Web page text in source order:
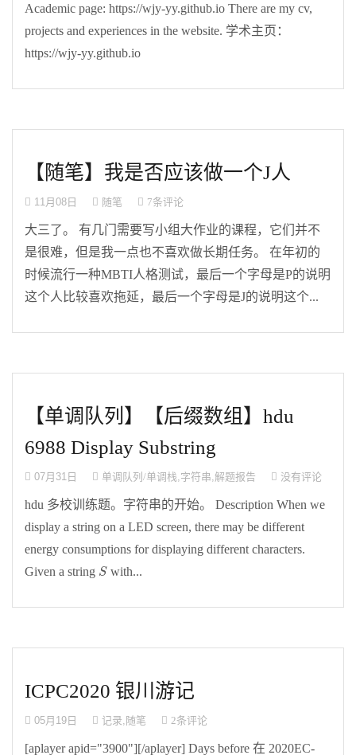
Academic page: https://wjy-yy.github.io There are my cv,
projects and experiences in the website. 学术主页：
https://wjy-yy.github.io
【随笔】我是否应该做一个J人
11月08日 随笔 7条评论
大三了。 有几门需要写小组大作业的课程，它们并不
是很难，但是我一点也不喜欢做长期任务。 在年初的
时候流行一种MBTI人格测试，最后一个字母是P的说明
这个人比较喜欢拖延，最后一个字母是J的说明这个...
【单调队列】【后缀数组】hdu
6988 Display Substring
07月31日 单调队列/单调栈,字符串,解题报告 没有评论
hdu 多校训练题。字符串的开始。 Description When we
display a string on a LED screen, there may be different
energy consumptions for displaying different characters.
Given a string S
Swith...
ICPC2020 银川游记
05月19日 记录, 随笔 2条评论
[aplayer apid="3900"][/aplayer] Days before 在 2020EC-